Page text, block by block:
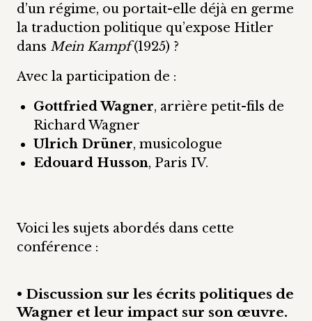
d’un régime, ou portait-elle déjà en germe
la traduction politique qu’expose Hitler
dans Mein Kampf(1925) ?
Avec la participation de :
Gottfried Wagner, arrière petit-fils de
Richard Wagner
Ulrich Drüner, musicologue
Edouard Husson, Paris IV.
Voici les sujets abordés dans cette
conférence :
• Discussion sur les écrits politiques de
Wagner et leur impact sur son œuvre.